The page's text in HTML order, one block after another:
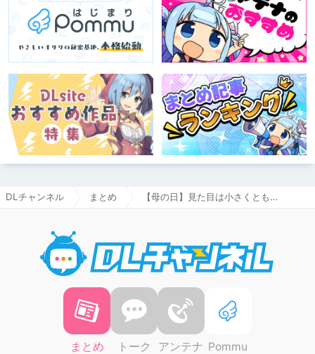
DLチャンネル まとめ 【母の日】見た目は小さくとも…
まとめ トーク アンテナ Pommu